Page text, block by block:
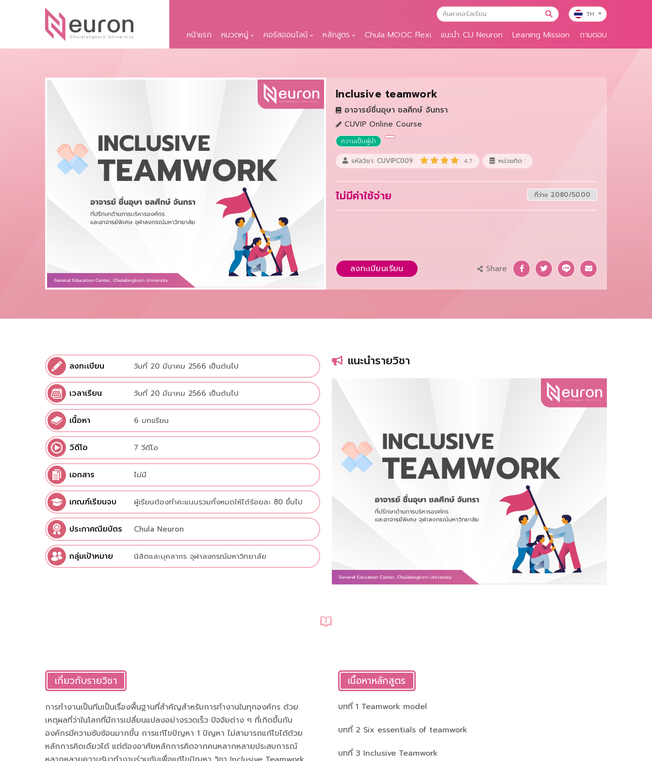
TH
หน้าแรก หมวดหมู่ คอร์สออนไลน์ หลักสูตร Chula MOOC Flexi แนะนำ CU Neuron Leaning Mission ถามตอบ
Inclusive teamwork
อาจารย์ชื่นอุษา ชลศึกษ์ จันทรา
CUVIP Online Course
ความเป็นผู้นำ
รหัสวิชา: CUVIPC009 4.7 หน่วยกิต :
ไม่มีค่าใช้จ่าย ที่ว่าง 2080/5000
ลงทะเบียนเรียน Share
ลงทะเบียน วันที่ 20 มีนาคม 2566 เป็นต้นไป
เวลาเรียน วันที่ 20 มีนาคม 2566 เป็นต้นไป
เนื้อหา 6 บทเเรียน
วิดีโอ 7 วีดีโอ
เอกสาร ไม่มี
เกณฑ์เรียนจบ ผู้เรียนต้องทำคะแนนรวมทั้งหมดให้ได้ร้อยละ 80 ขึ้นไป
ประกาศณียบัตร Cฺhula Neuron
กลุ่มเป้าหมาย นิสิตและบุคลากร จุฬาลงกรณ์มหาวิทยาลัย
แนะนำรายวิชา
เกี่ยวกับรายวิชา
การทำงานเป็นทีมเป็นเรื่องพื้นฐานที่สำคัญสำหรับการทำงานในทุกองค์กร ด้วย
เหตุผลที่ว่าในโลกที่มีการเปลี่ยนแปลงอย่างรวดเร็ว ปัจจัยต่าง ๆ ที่เกิดขึ้นกับ
องค์กรมีความซับซ้อนมากขี้น การแก้ไขปัญหา 1 ปัญหา ไม่สามารถแก้ไขได้ด้วย
หลักการคิดเดียวได้ แต่ต้องอาศัยหลักการคิดจากคนหลากหลายประสบการณ์
เนื้อหาหลักสูตร
บทที่ 1 Teamwork model
บทที่ 2 Six essentials of teamwork
บทที่ 3 Inclusive Teamwork